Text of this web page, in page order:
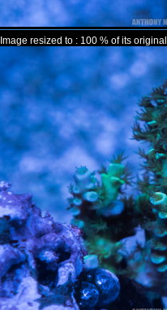
Image resized to : 100 % of its